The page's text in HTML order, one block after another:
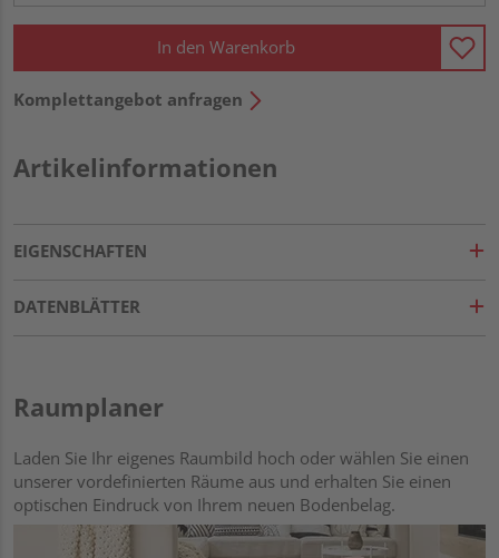
In den Warenkorb
Komplettangebot anfragen
Artikelinformationen
EIGENSCHAFTEN
DATENBLÄTTER
Raumplaner
Laden Sie Ihr eigenes Raumbild hoch oder wählen Sie einen
unserer vordefinierten Räume aus und erhalten Sie einen
optischen Eindruck von Ihrem neuen Bodenbelag.